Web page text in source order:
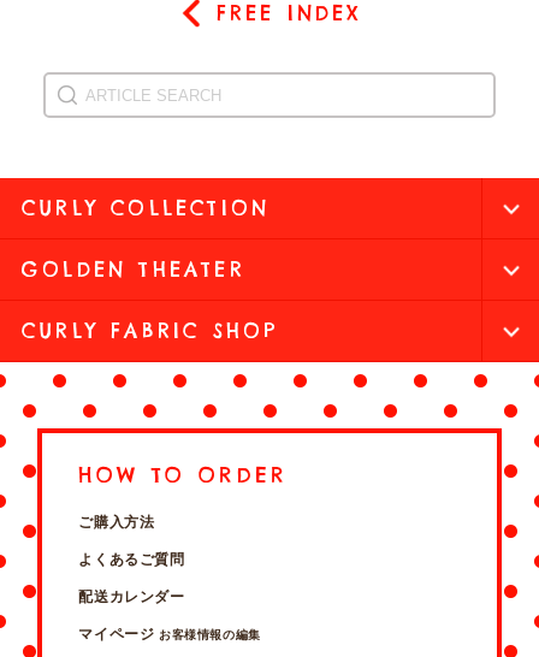
FREE INDEX
CURLY COLLECTION
GOLDEN THEATER
CURLY FABRIC SHOP
HOW TO ORDER
ご購入方法
よくあるご質問
配送カレンダー
マイページ お客様情報の編集